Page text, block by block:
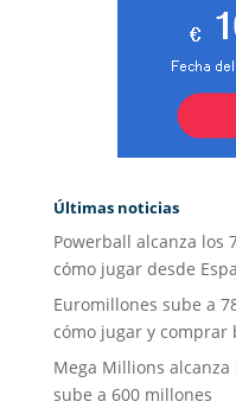
Últimas noticias
Powerball alcanza los
cómo jugar desde
Euromillones sube a
cómo jugar y comprar
Mega Millions
sube a 600 millones